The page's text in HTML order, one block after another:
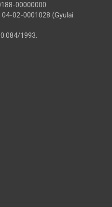
00000000
04-02-0001028 (Gyulai
1993.